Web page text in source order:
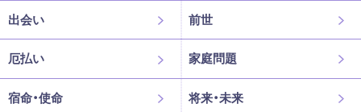
出会い 前世
厄払い 家庭問題
宿命・使命 将来・未来